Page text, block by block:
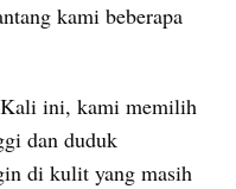
kami beberapa
ini, kami memilih
dan duduk
di kulit yang masih